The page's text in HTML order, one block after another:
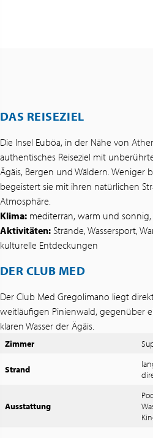
DAS REISEZIEL
Die Insel Euböa, in der Nähe von
authentisches Reiseziel mit
Ägäis, Bergen und Wäldern. Weniger
begeistert sie mit ihren natürlichen
Atmosphäre.
Klima: mediterran, warm und
Aktivitäten: Strände, Wassersport,
kulturelle Entdeckungen
DER CLUB MED
Der Club Med Gregolimano liegt
weitläufigen Pinienwald, gegenüber
klaren Wasser der Ägäis.
Zimmer
Strand
Ausstattung